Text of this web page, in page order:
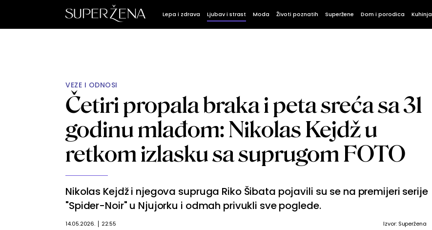
Lepa i zdrava Ljubav i strast Moda Životi poznatih Superžene Dom i porodica Kuhinja
VEZE I ODNOSI
Četiri propala braka i peta sreća sa 31
godinu mlađom: Nikolas Kejdž u
retkom izlasku sa suprugom FOTO
Nikolas Kejdž i njegova supruga Riko Šibata pojavili su se na premijeri serije
"Spider-Noir" u Njujorku i odmah privukli sve poglede.
14.05.2026. 22:55 Izvor: Superžena